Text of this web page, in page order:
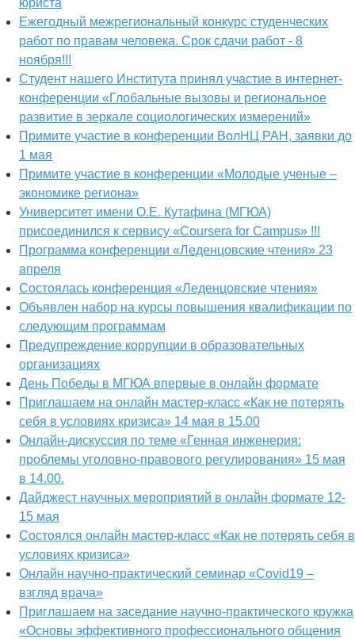
юриста
Ежегодный межрегиональный конкурс студенческих
работ по правам человека. Срок сдачи работ - 8
ноября!!!
Студент нашего Института принял участие в интернет-
конференции «Глобальные вызовы и региональное
развитие в зеркале социологических измерений»
Примите участие в конференции ВолНЦ РАН, заявки до
1 мая
Примите участие в конференции «Молодые ученые –
экономике региона»
Университет имени О.Е. Кутафина (МГЮА)
присоединился к сервису «Coursera for Campus» !!!
Программа конференции «Леденцовские чтения» 23
апреля
Состоялась конференция «Леденцовские чтения»
Объявлен набор на курсы повышения квалификации по
следующим программам
Предупреждение коррупции в образовательных
организациях
День Победы в МГЮА впервые в онлайн формате
Приглашаем на онлайн мастер-класс «Как не потерять
себя в условиях кризиса» 14 мая в 15.00
Онлайн-дискуссия по теме «Генная инженерия:
проблемы уголовно-правового регулирования» 15 мая
в 14.00.
Дайджест научных мероприятий в онлайн формате 12-
15 мая
Состоялся онлайн мастер-класс «Как не потерять себя в
условиях кризиса»
Онлайн научно-практический семинар «Covid19 –
взгляд врача»
Приглашаем на заседание научно-практического кружка
«Основы эффективного профессионального общения